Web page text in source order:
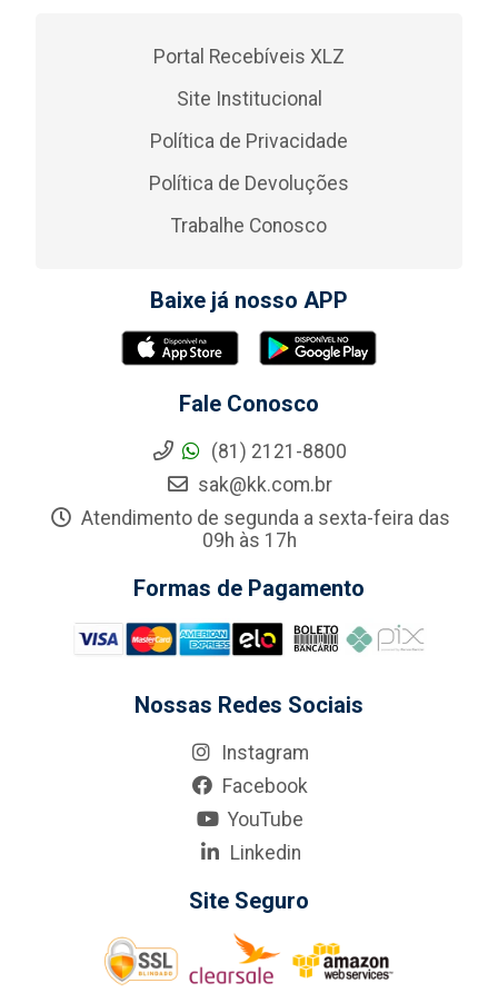
Portal Recebíveis XLZ
Site Institucional
Política de Privacidade
Política de Devoluções
Trabalhe Conosco
Baixe já nosso APP
Fale Conosco
(81) 2121-8800
sak@kk.com.br
Atendimento de segunda a sexta-feira das
09h às 17h
Formas de Pagamento
Nossas Redes Sociais
Instagram
Facebook
YouTube
Linkedin
Site Seguro